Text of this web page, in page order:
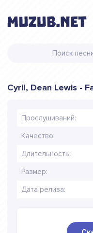
Cyril, Dean Lewis -
Прослушиваний:
Качество:
Длительность:
Размер:
Дата релиза: